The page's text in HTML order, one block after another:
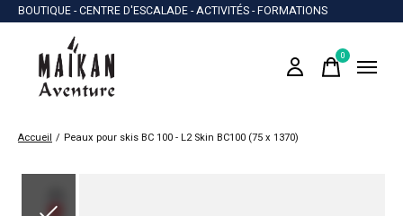
BOUTIQUE - CENTRE D'ESCALADE - ACTIVITÉS - FORMATIONS
0items
Accueil / Peaux pour skis BC 100 - L2 Skin BC100 (75 x 1370)